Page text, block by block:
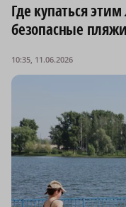
Где купаться
безопасные
10:35, 11.06.2026